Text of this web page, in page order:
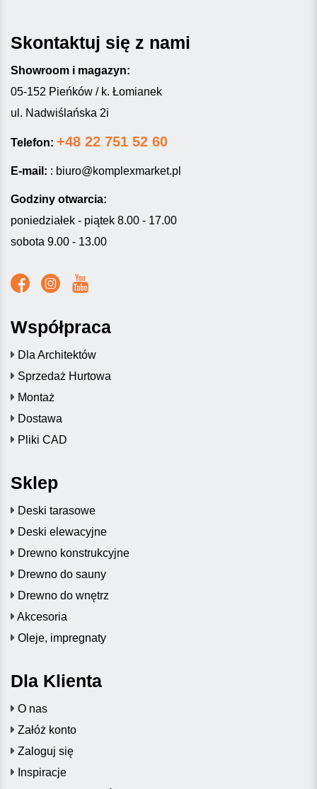
Skontaktuj się z nami
Showroom i magazyn:
05-152 Pieńków / k. Łomianek
ul. Nadwiślańska 2i
Telefon: +48 22 751 52 60
E-mail: : biuro@komplexmarket.pl
Godziny otwarcia:
poniedziałek - piątek 8.00 - 17.00
sobota 9.00 - 13.00
Współpraca
Dla Architektów
Sprzedaż Hurtowa
Montaż
Dostawa
Pliki CAD
Sklep
Deski tarasowe
Deski elewacyjne
Drewno konstrukcyjne
Drewno do sauny
Drewno do wnętrz
Akcesoria
Oleje, impregnaty
Dla Klienta
O nas
Załóż konto
Zaloguj się
Inspiracje